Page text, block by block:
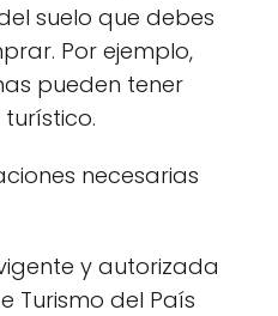
suelo que debes
Por ejemplo,
pueden tener
necesarias
y autorizada
Turismo del País